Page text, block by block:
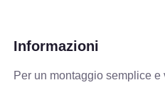
Informazioni
Per un montaggio semplice